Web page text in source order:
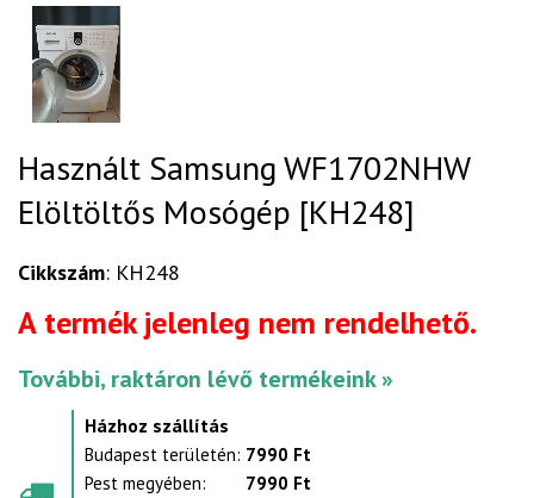
Használt Samsung WF1702NHW
Elöltöltős Mosógép [KH248]
Cikkszám: KH248
A termék jelenleg nem rendelhető.
További, raktáron lévő termékeink »
Házhoz szállítás
Budapest területén: 7990 Ft
Pest megyében:
7990 Ft